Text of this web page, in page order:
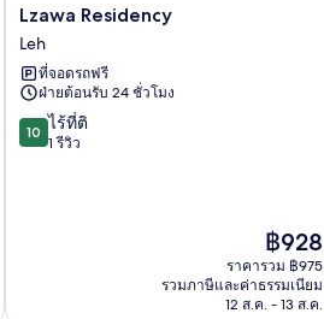
Lzawa
Residency
Leh
Lzawa Residency
Leh
ที่จอดรถฟรี
ฝ่ายต้อนรับ 24 ชั่วโมง
10.0
จาก
10 ไร้ที่ติ
1 รีวิว
ราคา
ปัจจุบัน
คือ
฿928
฿928
ราคารวม ฿975
รวมภาษีและค่าธรรมเนียม
12 ส.ค. - 13 ส.ค.